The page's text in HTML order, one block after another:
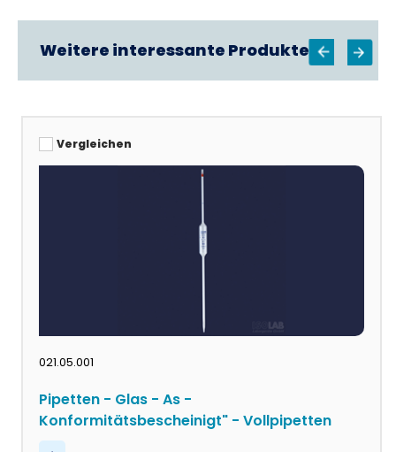
Weitere interessante Produkte
Vergleichen
021.05.001
Pipetten - Glas - As -
Konformitätsbescheinigt" - Vollpipetten